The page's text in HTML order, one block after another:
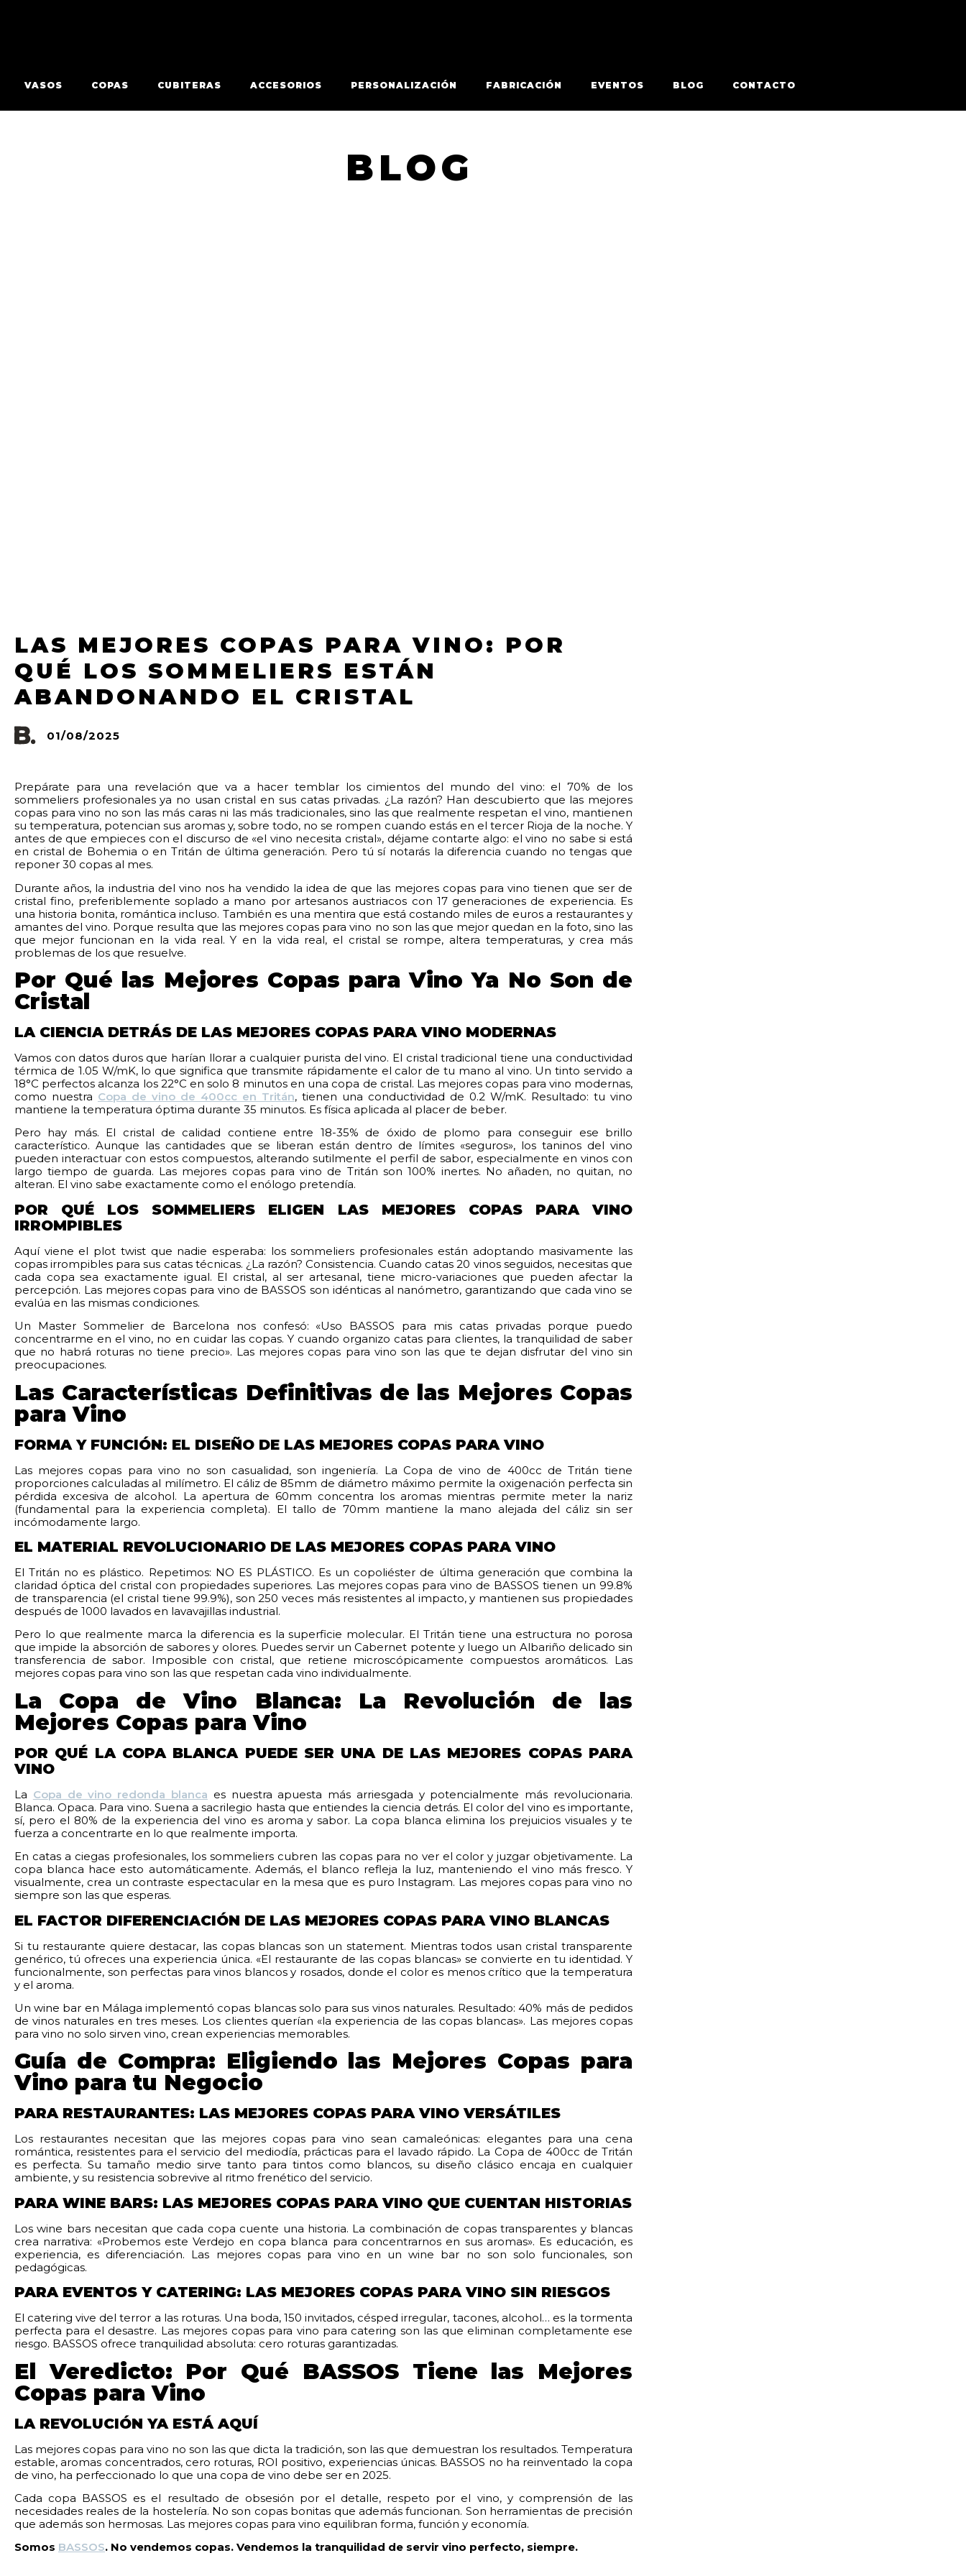
VASOS COPAS CUBITERAS ACCESORIOS PERSONALIZACIÓN FABRICACIÓN EVENTOS BLOG CONTACTO
BLOG
LAS MEJORES COPAS PARA VINO: POR
QUÉ LOS SOMMELIERS ESTÁN
ABANDONANDO EL CRISTAL
01/08/2025
Prepárate para una revelación que va a hacer temblar los cimientos del mundo del vino: el 70% de los
sommeliers profesionales ya no usan cristal en sus catas privadas. ¿La razón? Han descubierto que las mejores
copas para vino no son las más caras ni las más tradicionales, sino las que realmente respetan el vino, mantienen
su temperatura, potencian sus aromas y, sobre todo, no se rompen cuando estás en el tercer Rioja de la noche. Y
antes de que empieces con el discurso de «el vino necesita cristal», déjame contarte algo: el vino no sabe si está
en cristal de Bohemia o en Tritán de última generación. Pero tú sí notarás la diferencia cuando no tengas que
reponer 30 copas al mes.
Durante años, la industria del vino nos ha vendido la idea de que las mejores copas para vino tienen que ser de
cristal fino, preferiblemente soplado a mano por artesanos austriacos con 17 generaciones de experiencia. Es
una historia bonita, romántica incluso. También es una mentira que está costando miles de euros a restaurantes y
amantes del vino. Porque resulta que las mejores copas para vino no son las que mejor quedan en la foto, sino las
que mejor funcionan en la vida real. Y en la vida real, el cristal se rompe, altera temperaturas, y crea más
problemas de los que resuelve.
Por Qué las Mejores Copas para Vino Ya No Son de
Cristal
LA CIENCIA DETRÁS DE LAS MEJORES COPAS PARA VINO MODERNAS
Vamos con datos duros que harían llorar a cualquier purista del vino. El cristal tradicional tiene una conductividad
térmica de 1.05 W/mK, lo que significa que transmite rápidamente el calor de tu mano al vino. Un tinto servido a
18°C perfectos alcanza los 22°C en solo 8 minutos en una copa de cristal. Las mejores copas para vino modernas,
como nuestra Copa de vino de 400cc en Tritán, tienen una conductividad de 0.2 W/mK. Resultado: tu vino
mantiene la temperatura óptima durante 35 minutos. Es física aplicada al placer de beber.
Pero hay más. El cristal de calidad contiene entre 18-35% de óxido de plomo para conseguir ese brillo
característico. Aunque las cantidades que se liberan están dentro de límites «seguros», los taninos del vino
pueden interactuar con estos compuestos, alterando sutilmente el perfil de sabor, especialmente en vinos con
largo tiempo de guarda. Las mejores copas para vino de Tritán son 100% inertes. No añaden, no quitan, no
alteran. El vino sabe exactamente como el enólogo pretendía.
POR QUÉ LOS SOMMELIERS ELIGEN LAS MEJORES COPAS PARA VINO
IRROMPIBLES
Aquí viene el plot twist que nadie esperaba: los sommeliers profesionales están adoptando masivamente las
copas irrompibles para sus catas técnicas. ¿La razón? Consistencia. Cuando catas 20 vinos seguidos, necesitas que
cada copa sea exactamente igual. El cristal, al ser artesanal, tiene micro-variaciones que pueden afectar la
percepción. Las mejores copas para vino de BASSOS son idénticas al nanómetro, garantizando que cada vino se
evalúa en las mismas condiciones.
Un Master Sommelier de Barcelona nos confesó: «Uso BASSOS para mis catas privadas porque puedo
concentrarme en el vino, no en cuidar las copas. Y cuando organizo catas para clientes, la tranquilidad de saber
que no habrá roturas no tiene precio». Las mejores copas para vino son las que te dejan disfrutar del vino sin
preocupaciones.
Las Características Definitivas de las Mejores Copas
para Vino
FORMA Y FUNCIÓN: EL DISEÑO DE LAS MEJORES COPAS PARA VINO
Las mejores copas para vino no son casualidad, son ingeniería. La Copa de vino de 400cc de Tritán tiene
proporciones calculadas al milímetro. El cáliz de 85mm de diámetro máximo permite la oxigenación perfecta sin
pérdida excesiva de alcohol. La apertura de 60mm concentra los aromas mientras permite meter la nariz
(fundamental para la experiencia completa). El tallo de 70mm mantiene la mano alejada del cáliz sin ser
incómodamente largo.
EL MATERIAL REVOLUCIONARIO DE LAS MEJORES COPAS PARA VINO
El Tritán no es plástico. Repetimos: NO ES PLÁSTICO. Es un copoliéster de última generación que combina la
claridad óptica del cristal con propiedades superiores. Las mejores copas para vino de BASSOS tienen un 99.8%
de transparencia (el cristal tiene 99.9%), son 250 veces más resistentes al impacto, y mantienen sus propiedades
después de 1000 lavados en lavavajillas industrial.
Pero lo que realmente marca la diferencia es la superficie molecular. El Tritán tiene una estructura no porosa
que impide la absorción de sabores y olores. Puedes servir un Cabernet potente y luego un Albariño delicado sin
transferencia de sabor. Imposible con cristal, que retiene microscópicamente compuestos aromáticos. Las
mejores copas para vino son las que respetan cada vino individualmente.
La Copa de Vino Blanca: La Revolución de las
Mejores Copas para Vino
POR QUÉ LA COPA BLANCA PUEDE SER UNA DE LAS MEJORES COPAS PARA
VINO
La Copa de vino redonda blanca es nuestra apuesta más arriesgada y potencialmente más revolucionaria.
Blanca. Opaca. Para vino. Suena a sacrilegio hasta que entiendes la ciencia detrás. El color del vino es importante,
sí, pero el 80% de la experiencia del vino es aroma y sabor. La copa blanca elimina los prejuicios visuales y te
fuerza a concentrarte en lo que realmente importa.
En catas a ciegas profesionales, los sommeliers cubren las copas para no ver el color y juzgar objetivamente. La
copa blanca hace esto automáticamente. Además, el blanco refleja la luz, manteniendo el vino más fresco. Y
visualmente, crea un contraste espectacular en la mesa que es puro Instagram. Las mejores copas para vino no
siempre son las que esperas.
EL FACTOR DIFERENCIACIÓN DE LAS MEJORES COPAS PARA VINO BLANCAS
Si tu restaurante quiere destacar, las copas blancas son un statement. Mientras todos usan cristal transparente
genérico, tú ofreces una experiencia única. «El restaurante de las copas blancas» se convierte en tu identidad. Y
funcionalmente, son perfectas para vinos blancos y rosados, donde el color es menos crítico que la temperatura
y el aroma.
Un wine bar en Málaga implementó copas blancas solo para sus vinos naturales. Resultado: 40% más de pedidos
de vinos naturales en tres meses. Los clientes querían «la experiencia de las copas blancas». Las mejores copas
para vino no solo sirven vino, crean experiencias memorables.
Guía de Compra: Eligiendo las Mejores Copas para
Vino para tu Negocio
PARA RESTAURANTES: LAS MEJORES COPAS PARA VINO VERSÁTILES
Los restaurantes necesitan que las mejores copas para vino sean camaleónicas: elegantes para una cena
romántica, resistentes para el servicio del mediodía, prácticas para el lavado rápido. La Copa de 400cc de Tritán
es perfecta. Su tamaño medio sirve tanto para tintos como blancos, su diseño clásico encaja en cualquier
ambiente, y su resistencia sobrevive al ritmo frenético del servicio.
PARA WINE BARS: LAS MEJORES COPAS PARA VINO QUE CUENTAN HISTORIAS
Los wine bars necesitan que cada copa cuente una historia. La combinación de copas transparentes y blancas
crea narrativa: «Probemos este Verdejo en copa blanca para concentrarnos en sus aromas». Es educación, es
experiencia, es diferenciación. Las mejores copas para vino en un wine bar no son solo funcionales, son
pedagógicas.
PARA EVENTOS Y CATERING: LAS MEJORES COPAS PARA VINO SIN RIESGOS
El catering vive del terror a las roturas. Una boda, 150 invitados, césped irregular, tacones, alcohol… es la tormenta
perfecta para el desastre. Las mejores copas para vino para catering son las que eliminan completamente ese
riesgo. BASSOS ofrece tranquilidad absoluta: cero roturas garantizadas.
El Veredicto: Por Qué BASSOS Tiene las Mejores
Copas para Vino
LA REVOLUCIÓN YA ESTÁ AQUÍ
Las mejores copas para vino no son las que dicta la tradición, son las que demuestran los resultados. Temperatura
estable, aromas concentrados, cero roturas, ROI positivo, experiencias únicas. BASSOS no ha reinventado la copa
de vino, ha perfeccionado lo que una copa de vino debe ser en 2025.
Cada copa BASSOS es el resultado de obsesión por el detalle, respeto por el vino, y comprensión de las
necesidades reales de la hostelería. No son copas bonitas que además funcionan. Son herramientas de precisión
que además son hermosas. Las mejores copas para vino equilibran forma, función y economía.
Somos BASSOS. No vendemos copas. Vendemos la tranquilidad de servir vino perfecto, siempre.